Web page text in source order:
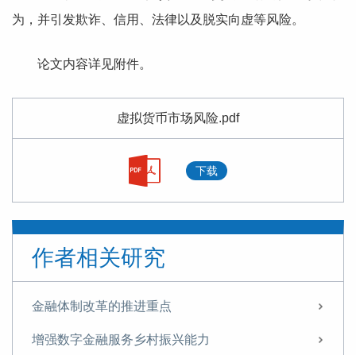
为，并引发欺诈、信用、法律以及脱实向虚等风险。
论文内容详见附件。
虚拟货币市场风险.pdf
下载
作者相关研究
金融体制改革的推进重点
增强数字金融服务乡村振兴能力